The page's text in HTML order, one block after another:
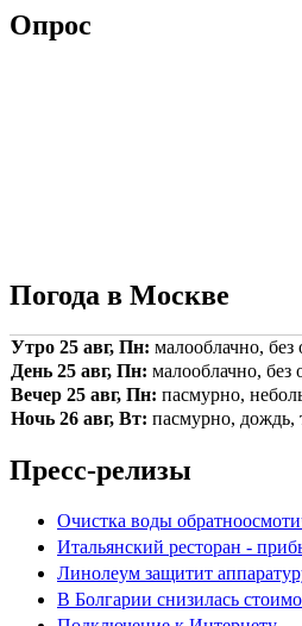
Опрос
Погода в Москве
Утро 25 авг, Пн: малооблачно,
День 25 авг, Пн: малооблачно,
Вечер 25 авг, Пн: пасмурно,
Ночь 26 авг, Вт: пасмурно, дождь,
Пресс-релизы
Очистка воды
Итальянский ресторан -
Линолеум защитит
В Болгарии снизилась